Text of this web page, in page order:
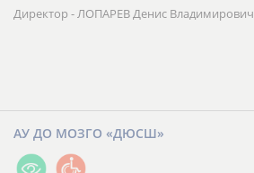
Директор - ЛОПАРЕВ Денис Владимирович
АУ ДО МОЗГО «ДЮСШ»